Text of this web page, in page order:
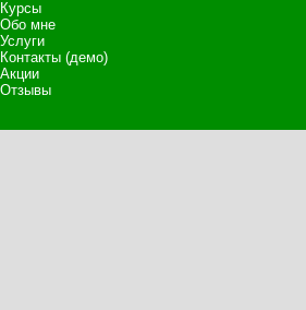
Курсы
Обо мне
Услуги
Контакты (демо)
Акции
Отзывы